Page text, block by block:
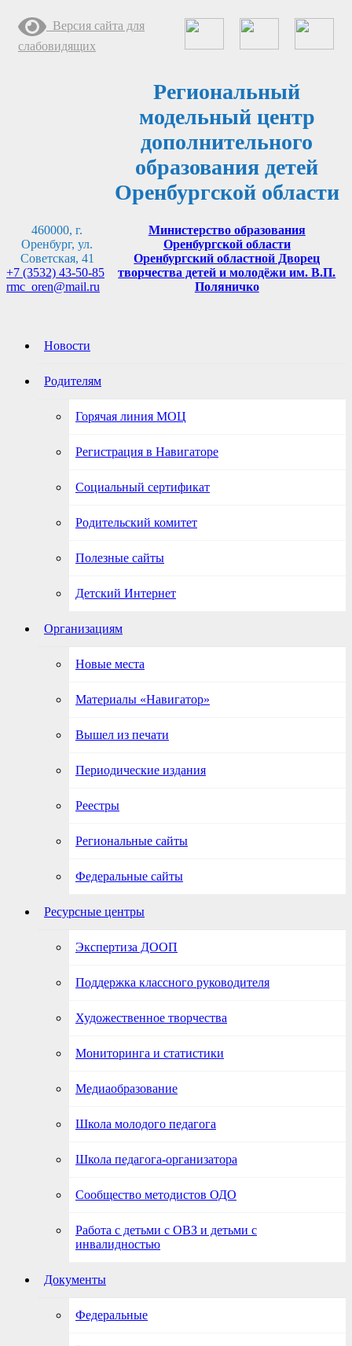
содержимому
Версия сайта для
слабовидящих
Региональный
модельный центр
дополнительного
образования детей
Оренбургской области
460000, г.
Оренбург, ул.
Советская, 41
+7 (3532) 43-50-85
rmc_oren@mail.ru
Министерство образования
Оренбургской области
Оренбургский областной Дворец
творчества детей и молодёжи им. В.П.
Поляничко
Новости
Родителям
Горячая линия МОЦ
Регистрация в Навигаторе
Социальный сертификат
Родительский комитет
Полезные сайты
Детский Интернет
Организациям
Новые места
Материалы «Навигатор»
Вышел из печати
Периодические издания
Реестры
Региональные сайты
Федеральные сайты
Ресурсные центры
Экспертиза ДООП
Поддержка классного руководителя
Художественное творчества
Мониторинга и статистики
Медиаобразование
Школа молодого педагога
Школа педагога-организатора
Сообщество методистов ОДО
Работа с детьми с ОВЗ и детьми с
инвалидностью
Документы
Федеральные